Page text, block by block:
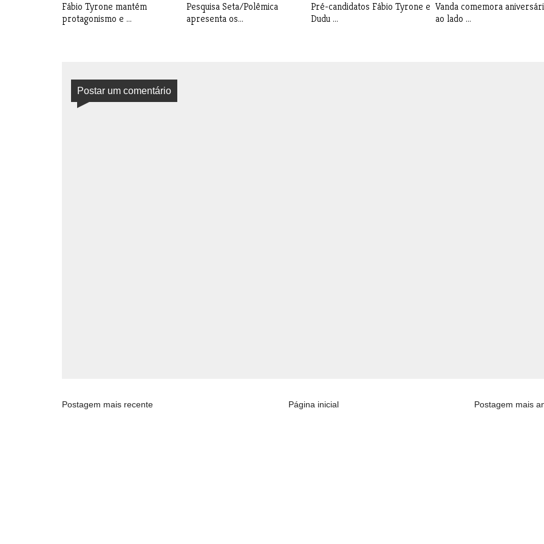
Fábio Tyrone mantém
protagonismo e ...
Pesquisa Seta/Polêmica
apresenta os...
Pré-candidatos Fábio Tyrone e
Dudu ...
Vanda comemora
ao lado ...
Postar um comentário
Postagem mais recente Postagem mais
Página inicial